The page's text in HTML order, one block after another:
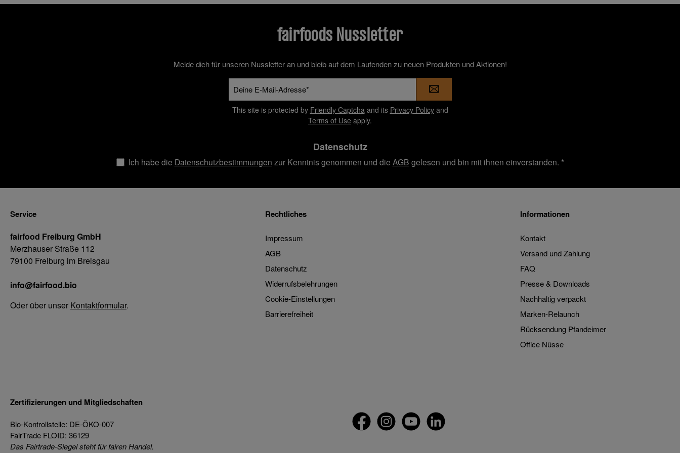
fairfoods Nussletter
Melde dich für unseren Nussletter an und bleib auf dem Laufenden zu neuen Produkten und Aktionen!
Mail-
This site is protected by Friendly Captchaand its Privacy Policyand
Terms of Use apply.
Datenschutz
Ich habe die Datenschutzbestimmungen zur Kenntnis genommen und die AGB gelesen und bin mit ihnen einverstanden. *
Service
fairfood Freiburg GmbH
Merzhauser Straße 112
79100 Freiburg im Breisgau
info@fairfood.bio
Oder über unser Kontaktformular.
Rechtliches
Impressum
AGB
Datenschutz
Widerrufsbelehrungen
Cookie-Einstellungen
Barrierefreiheit
Informationen
Kontakt
Versand und Zahlung
FAQ
Presse & Downloads
Nachhaltig verpackt
Marken-Relaunch
Rücksendung Pfandeimer
Office Nüsse
Zertifizierungen und Mitgliedschaften
Bio-Kontrollstelle: DE-ÖKO-007
FairTrade FLOID: 36129
Das Fairtrade-Siegel steht für fairen Handel.
FacebookInstagramYouTubeLinkedIn